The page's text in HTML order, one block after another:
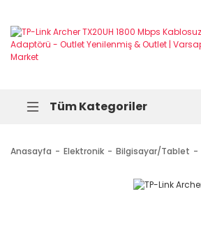
Tüm Kategoriler
Anasayfa Elektronik Bilgisayar/Tablet